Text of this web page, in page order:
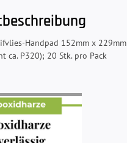
Handpad 152mm x 229mm
ca. P320); 20 Stk. pro Pack